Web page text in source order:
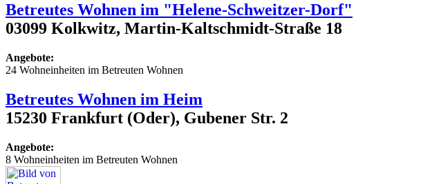
Betreutes Wohnen im "Helene-Schweitzer-Dorf"
03099 Kolkwitz, Martin-Kaltschmidt-Straße 18
Angebote:
24 Wohneinheiten im Betreuten Wohnen
Betreutes Wohnen im Heim
15230 Frankfurt (Oder), Gubener Str. 2
Angebote:
8 Wohneinheiten im Betreuten Wohnen